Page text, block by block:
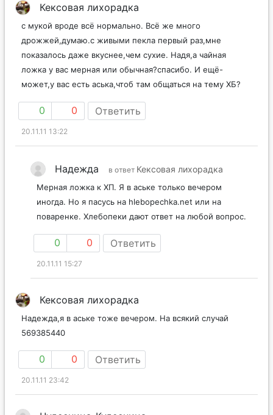
Кексовая лихорадка
с мукой вроде всё нормально. Всё же много
дрожжей,думаю.с живыми пекла первый раз,мне
показалось даже вкуснее,чем сухие. Надя,а чайная
ложка у вас мерная или обычная?спасибо. И ещё-
может,у вас есть аська,чтоб там общаться на тему ХБ?
0 0 Ответить
20.11.11 13:22
Надежда в ответ Кексовая лихорадка
Мерная ложка к ХП. Я в аське только вечером
иногда. Но я пасусь на hlebopechka.net или на
поваренке. Хлебопеки дают ответ на любой вопрос.
0 0 Ответить
20.11.11 15:27
Кексовая лихорадка
Надежда,я в аське тоже вечером. На всякий случай
569385440
0 0 Ответить
20.11.11 23:42